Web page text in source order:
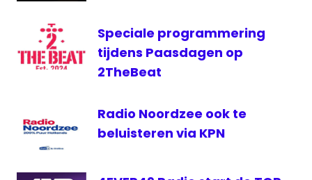
Speciale programmering
tijdens Paasdagen op
2TheBeat
Radio Noordzee ook te
beluisteren via KPN